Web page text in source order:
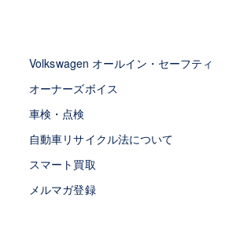
Volkswagen オールイン・セーフティ
オーナーズボイス
車検・点検
自動車リサイクル法について
スマート買取
メルマガ登録